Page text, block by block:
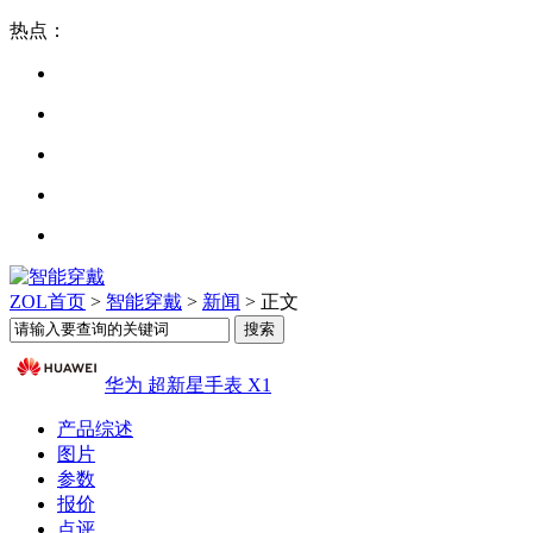
热点：
ZOL首页 > 智能穿戴 > 新闻 > 正文
华为 超新星手表 X1
产品综述
图片
参数
报价
点评